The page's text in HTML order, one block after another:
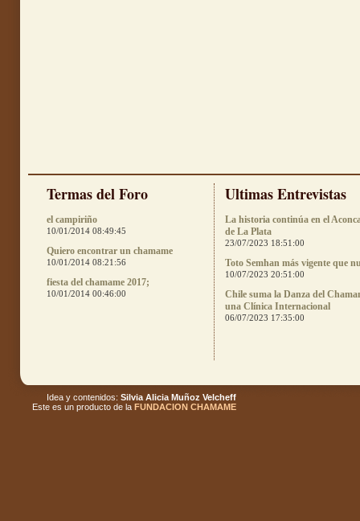
Termas del Foro
el campiriño
10/01/2014 08:49:45
Quiero encontrar un chamame
10/01/2014 08:21:56
fiesta del chamame 2017;
10/01/2014 00:46:00
Ultimas Entrevistas
La historia continúa en el
de La Plata
23/07/2023 18:51:00
Toto Semhan más vigente que
10/07/2023 20:51:00
Chile suma la Danza del
una Clínica Internacional
06/07/2023 17:35:00
Idea y contenidos: Silvia Alicia Muñoz Velcheff
Este es un producto de la FUNDACION CHAMAME